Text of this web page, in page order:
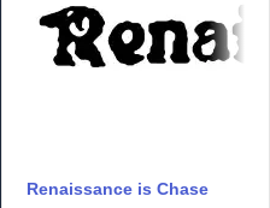
Renaissance is Chase